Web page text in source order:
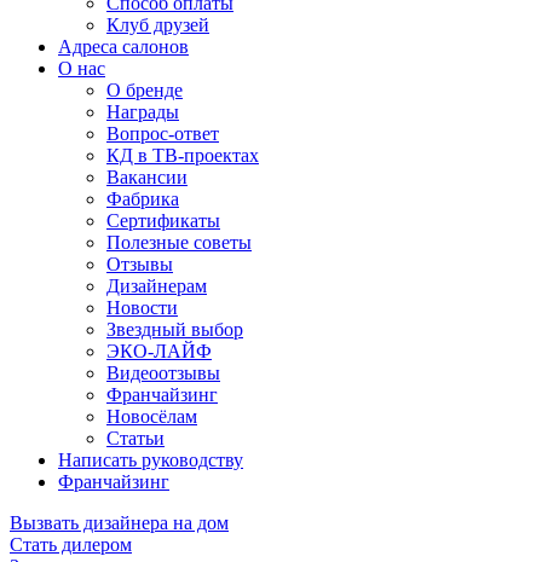
Клуб друзей
Адреса салонов
О нас
О бренде
Награды
Вопрос-ответ
КД в ТВ-проектах
Вакансии
Фабрика
Сертификаты
Полезные советы
Отзывы
Дизайнерам
Новости
Звездный выбор
ЭКО-ЛАЙФ
Видеоотзывы
Франчайзинг
Новосёлам
Статьи
Написать руководству
Франчайзинг
Вызвать дизайнера на дом
Стать дилером